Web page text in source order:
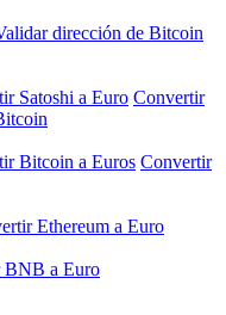
dirección de Bitcoin
Satoshi a Euro Convertir
Bitcoin a Euros Convertir
Ethereum a Euro
BNB a Euro